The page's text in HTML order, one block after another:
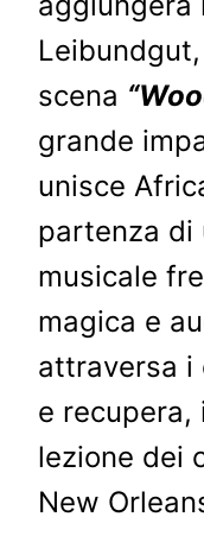
scena
grande
unisce
partenza di
musicale
magica e
attraversa i
e recupera,
lezione dei
New